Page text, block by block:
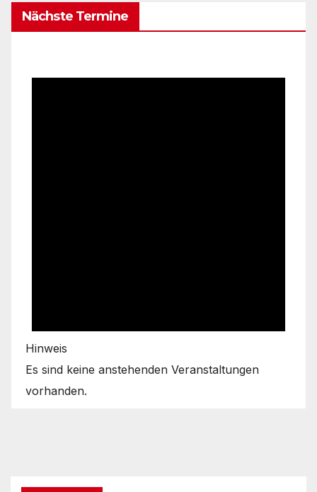
Nächste Termine
Hinweis
Es sind keine anstehenden Veranstaltungen
vorhanden.